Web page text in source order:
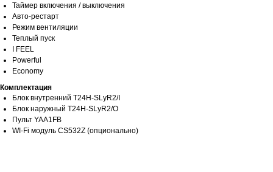
Таймер включения / выключения
Авто-рестарт
Режим вентиляции
Теплый пуск
I FEEL
Powerful
Economy
Комплектация
Блок внутренний T24H-SLyR2/I
Блок наружный T24H-SLyR2/O
Пульт YAA1FB
WI-Fi модуль CS532Z (опционально)